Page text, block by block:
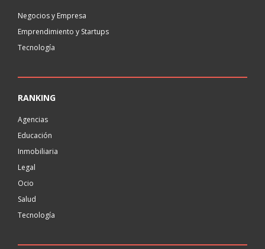
Negocios y Empresa
Emprendimiento y Startups
Tecnología
RANKING
Agencias
Educación
Inmobiliaria
Legal
Ocio
Salud
Tecnología